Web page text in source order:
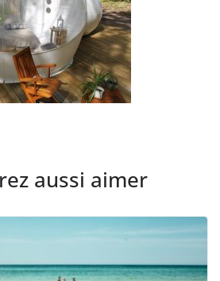
aussi aimer